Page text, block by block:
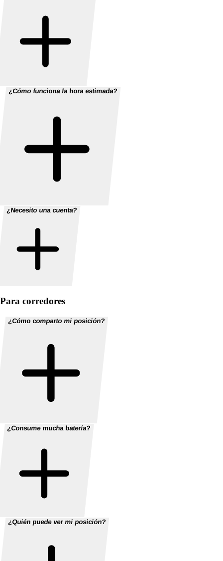
¿Cómo funciona la hora estimada?
¿Necesito una cuenta?
Para corredores
¿Cómo comparto mi posición?
¿Consume mucha batería?
¿Quién puede ver mi posición?